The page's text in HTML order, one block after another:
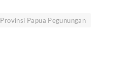
Provinsi Papua Pegunungan